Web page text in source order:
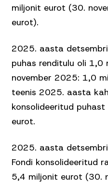
miljonit eurot (30.
eurot).
2025. aasta
puhas renditulu oli
november 2025: 1,0
teenis 2025. aasta
konsolideeritud
eurot.
2025. aasta
Fondi konsolideeritud
5,4 miljonit eurot (30.